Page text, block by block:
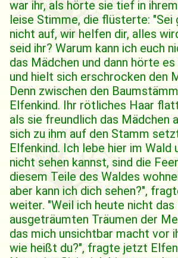
war ihr, als hörte sie tief in
leise Stimme, die flüsterte: "Sei
nicht auf, wir helfen dir, alles
seid ihr? Warum kann ich euch
das Mädchen und dann hörte es
und hielt sich erschrocken den
Denn zwischen den
Elfenkind. Ihr rötliches Haar
als sie freundlich das Mädchen
sich zu ihm auf den Stamm
Elfenkind. Ich lebe hier im Wald
nicht sehen kannst, sind die
diesem Teile des Waldes
aber kann ich dich sehen?",
weiter. "Weil ich heute nicht das
ausgeträumten Träumen der
das mich unsichtbar macht vor
wie heißt du?", fragte jetzt